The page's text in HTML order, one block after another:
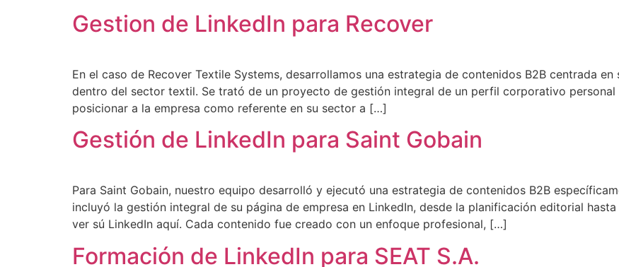
Gestion de LinkedIn para Recover
En el caso de Recover Textile Systems, desarrollamos una estrategia de contenidos B2B centrada
dentro del sector textil. Se trató de un proyecto de gestión integral de un perfil corporativo
posicionar a la empresa como referente en su sector a […]
Gestión de LinkedIn para Saint Gobain
Para Saint Gobain, nuestro equipo desarrolló y ejecutó una estrategia de contenidos B2B
incluyó la gestión integral de su página de empresa en LinkedIn, desde la planificación editorial
ver sú LinkedIn aquí. Cada contenido fue creado con un enfoque profesional, […]
Formación de LinkedIn para SEAT S.A.